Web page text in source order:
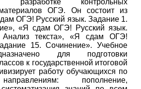
контрольных
ОГЭ. Он состоит из
ОГЭ! Русский язык. Задание 1.
«Я сдам ОГЭ! Русский язык.
текста», «Я сдам ОГЭ!
15. Сочинение». Учебное
для подготовки
к государственной итоговой
работу обучающихся по
пополнение,